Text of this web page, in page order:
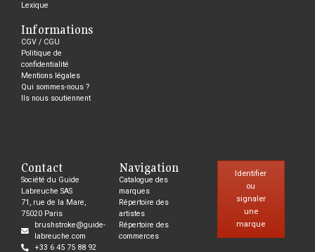
Lexique
Informations
CGV / CGU
Politique de
confidentialité
Mentions légales
Qui sommes-nous ?
Ils nous soutiennent
Contact
Société du Guide
Labreuche SAS
71, rue de la Mare,
75020 Paris
brushstroke@guide-
labreuche.com
+33 6 45 75 88 92
Navigation
Catalogue des
marques
Répertoire des
artistes
Répertoire des
commerces
Identifier
ou
signaler
une
marque